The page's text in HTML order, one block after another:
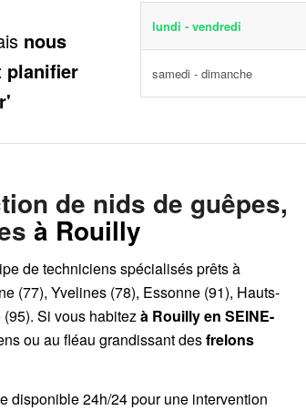
nous
planifier
lundi - vendredi
samedi - dimanche
de nids de guêpes,
à Rouilly
de techniciens spécialisés prêts à
(77), Yvelines (78), Essonne (91), Hauts-
Si vous habitez à Rouillyen SEINE-
ou au fléau grandissant desfrelons
disponible 24h/24pour une intervention